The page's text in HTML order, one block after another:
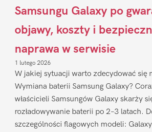
Samsungu Galaxy po
objawy, koszty i
naprawa w serwisie
1 lutego 2026
W jakiej sytuacji warto zdecydować się
Wymiana baterii Samsung Galaxy?
właścicieli Samsungów Galaxy skarży
rozładowywanie baterii po 2–3 latach.
szczególności flagowych modeli: